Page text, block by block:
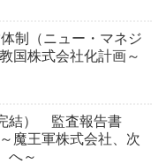
制（ニュー・マネジ
国株式会社化計画～
結） 監査報告書
魔王軍株式会社、次
へ～